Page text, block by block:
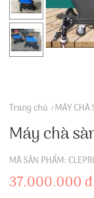
Trang chủ MÁY CHÀ
Máy chà
MÃ SẢN PHẨM:
37.000.000 đ